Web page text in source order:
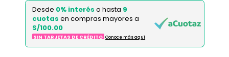
Desde 0% interés o hasta 9
cuotas en compras mayores a
S/100.00
SIN TARJETAS DE CRÉDITO Conoce más aqui